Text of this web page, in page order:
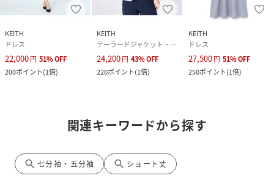
KEITH
ドレス
22,000円 51%OFF
200ポイント(1倍)
KEITH
テーラードジャケット・ブレザー
24,200円 43%OFF
220ポイント(1倍)
KEITH
ドレス
27,500円 51%OFF
250ポイント(1倍)
関連キーワードから探す
search 七分袖・五分袖 search ショート丈